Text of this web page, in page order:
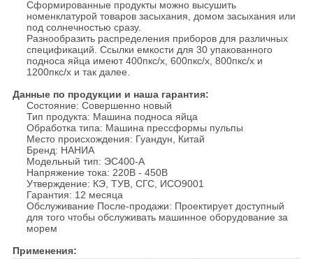
Сформированные продукты можно высушить
номенклатурой товаров засыхания, домом засыхания или
под солнечностью сразу.
Разнообразить распределения приборов для различных
спецификаций. Ссылки емкости для 30 упакованного
подноса яйца имеют 400пкс/х, 600пкс/х, 800пкс/х и
1200пкс/х и так далее.
Данные по продукции и наша гарантия:
Состояние: Совершенно новый
Тип продукта: Машина подноса яйца
Обработка типа: Машина прессформы пульпы
Место происхождения: Гуандун, Китай
Бренд: НАНИА
Модельный тип: ЭС400-А
Напряжение тока: 220В - 450В
Утверждение: КЭ, ТУВ, СГС, ИСО9001
Гарантия: 12 месяца
Обслуживание После-продажи: Проектирует доступный
для того чтобы обслуживать машинное оборудование за
морем
Применения: